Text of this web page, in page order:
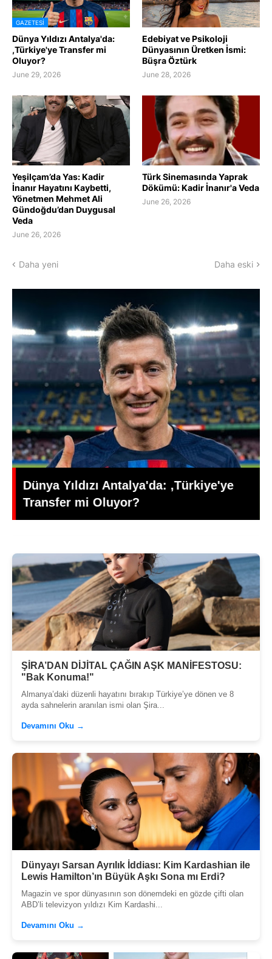
GAZETESI
Dünya Yıldızı Antalya'da:
,Türkiye'ye Transfer mi
Oluyor?
June 29, 2026
Edebiyat ve Psikoloji
Dünyasının Üretken İsmi:
Büşra Öztürk
June 28, 2026
Yeşilçam’da Yas: Kadir
İnanır Hayatını Kaybetti,
Yönetmen Mehmet Ali
Gündoğdu’dan Duygusal
Veda
June 26, 2026
Türk Sinemasında Yaprak
Dökümü: Kadir İnanır'a Veda
June 26, 2026
Daha yeni Daha eski
Edebiyat ve Psikoloji Dünyasının
Üretken İsmi: Büşra Öztürk
ŞİRA’DAN DİJİTAL ÇAĞIN AŞK MANİFESTOSU:
"Bak Konuma!"
Almanya’daki düzenli hayatını bırakıp Türkiye’ye dönen ve 8
ayda sahnelerin aranılan ismi olan Şira...
Devamını Oku →
Dünyayı Sarsan Ayrılık İddiası: Kim Kardashian ile
Lewis Hamilton’ın Büyük Aşkı Sona mı Erdi?
Magazin ve spor dünyasının son dönemdeki en gözde çifti olan
ABD’li televizyon yıldızı Kim Kardashi...
Devamını Oku →